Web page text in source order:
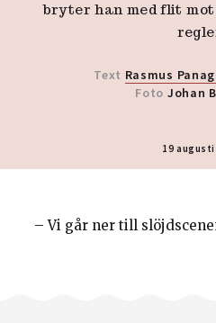
bryter han med flit
Text Rasmus
Foto Johan
19 augusti
– Vi går ner till